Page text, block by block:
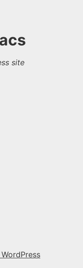
site